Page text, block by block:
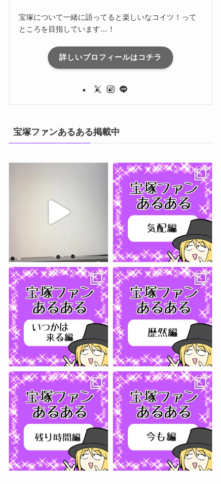
宝塚について一緒に語ってると楽しいなコイツ！って
ところを目指しています…！
詳しいプロフィールはコチラ
宝塚ファンあるある掲載中